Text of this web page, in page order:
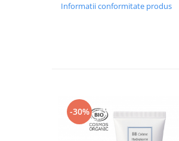
Informatii conformitate produs
-30%